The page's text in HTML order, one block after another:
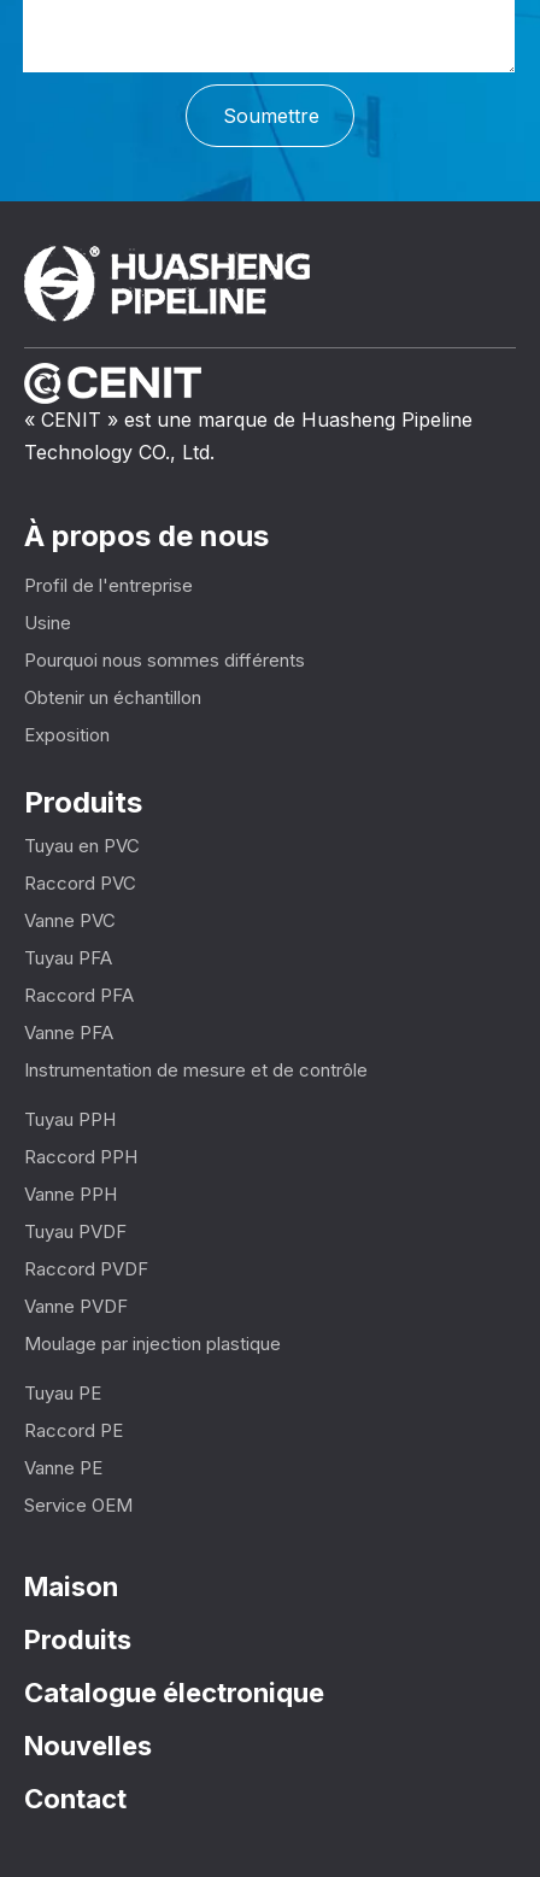
Soumettre
« CENIT » est une marque de Huasheng Pipeline
Technology CO., Ltd.
À propos de nous
Profil de l'entreprise
Usine
Pourquoi nous sommes différents
Obtenir un échantillon
Exposition
Produits
Tuyau en PVC
Raccord PVC
Vanne PVC
Tuyau PFA
Raccord PFA
Vanne PFA
Instrumentation de mesure et de contrôle
Tuyau PPH
Raccord PPH
Vanne PPH
Tuyau PVDF
Raccord PVDF
Vanne PVDF
Moulage par injection plastique
Tuyau PE
Raccord PE
Vanne PE
Service OEM
Maison
Produits
Catalogue électronique
Nouvelles
Contact